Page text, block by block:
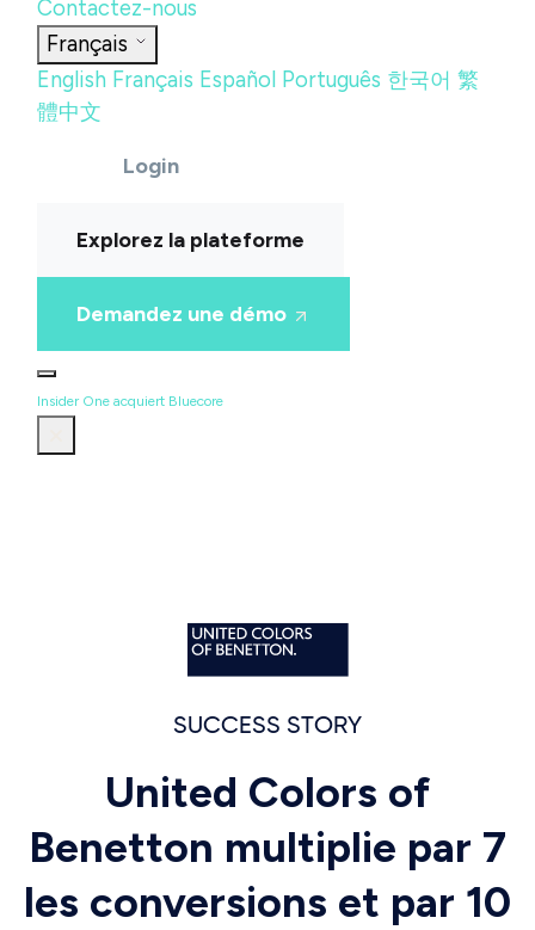
Contactez-nous
Français
English Français Español Português 한국어 繁
體中文
Login
Explorez la plateforme
Demandez une démo
Insider One acquiert Bluecore
SUCCESS STORY
United Colors of
Benetton multiplie par 7
les conversions et par 10